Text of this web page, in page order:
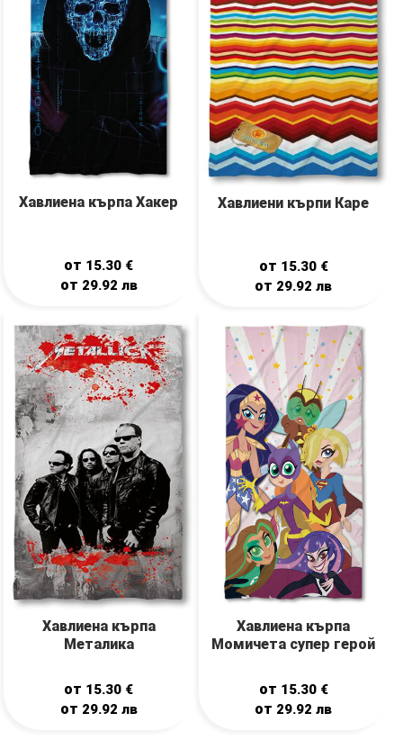
Хавлиена кърпа Хакер
от 15.30 €
от 29.92 лв
Хавлиени кърпи Каре
от 15.30 €
от 29.92лв
Хавлиена кърпа
Металика
от 15.30 €
от 29.92 лв
Хавлиена кърпа
Момичета супер герой
от 15.30 €
от 29.92лв